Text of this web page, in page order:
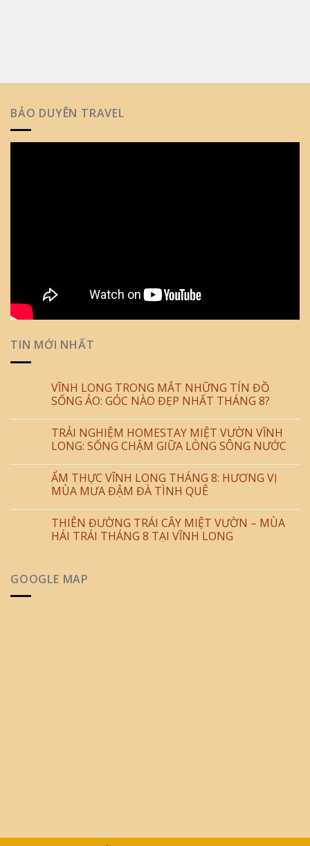
BẢO DUYÊN TRAVEL
TIN MỚI NHẤT
VĨNH LONG TRONG MẮT NHỮNG TÍN ĐỒ
SỐNG ẢO: GÓC NÀO ĐẸP NHẤT THÁNG 8?
TRẢI NGHIỆM HOMESTAY MIỆT VƯỜN VĨNH
LONG: SỐNG CHẬM GIỮA LÒNG SÔNG NƯỚC
ẨM THỰC VĨNH LONG THÁNG 8: HƯƠNG VỊ
MÙA MƯA ĐẬM ĐÀ TÌNH QUÊ
THIÊN ĐƯỜNG TRÁI CÂY MIỆT VƯỜN – MÙA
HÁI TRÁI THÁNG 8 TẠI VĨNH LONG
GOOGLE MAP